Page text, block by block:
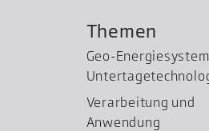
Themen
Geo-
Verarbeitung und
Anwendung